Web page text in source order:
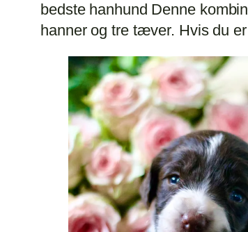
bedste hanhund Denne
hanner og tre tæver. Hvis du